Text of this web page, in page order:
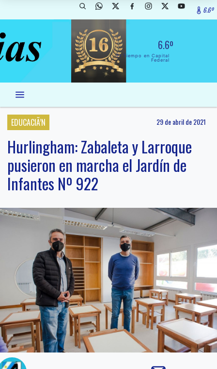
6.6º
6.6º
El Tiempo en Capital
Federal
EDUCACIÃ’N 29 de abril de 2021
Hurlingham: Zabaleta y Larroque
pusieron en marcha el Jardín de
Infantes Nº 922